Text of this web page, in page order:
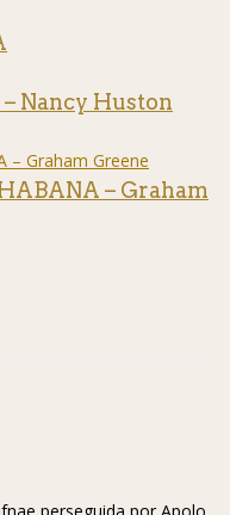
– Nancy Huston
– Graham